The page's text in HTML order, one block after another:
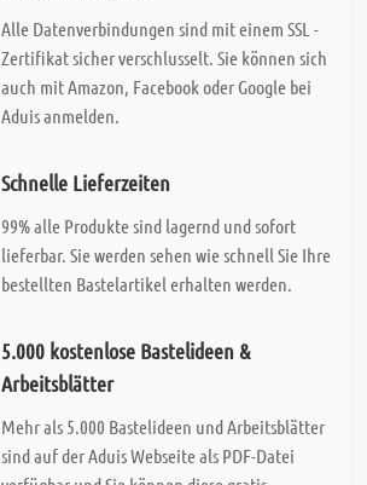
Alle Datenverbindungen sind mit einem SSL -
Zertifikat sicher verschlusselt. Sie können sich
auch mit Amazon, Facebook oder Google bei
Aduis anmelden.
Schnelle Lieferzeiten
99% alle Produkte sind lagernd und sofort
lieferbar. Sie werden sehen wie schnell Sie Ihre
bestellten Bastelartikel erhalten werden.
5.000 kostenlose Bastelideen &
Arbeitsblätter
Mehr als 5.000 Bastelideen und Arbeitsblätter
sind auf der Aduis Webseite als PDF-Datei